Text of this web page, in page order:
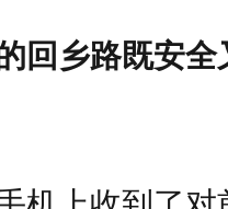
回乡路既安全